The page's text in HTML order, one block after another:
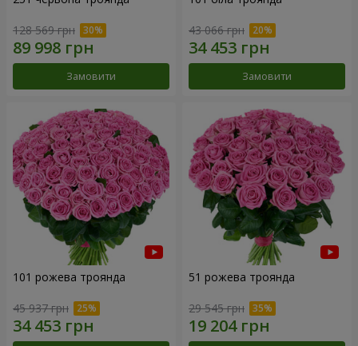
128 569 грн
Замовити
43 066 грн
Замовити
101 рожева троянда
45 937 грн
51 рожева троянда
29 545 грн